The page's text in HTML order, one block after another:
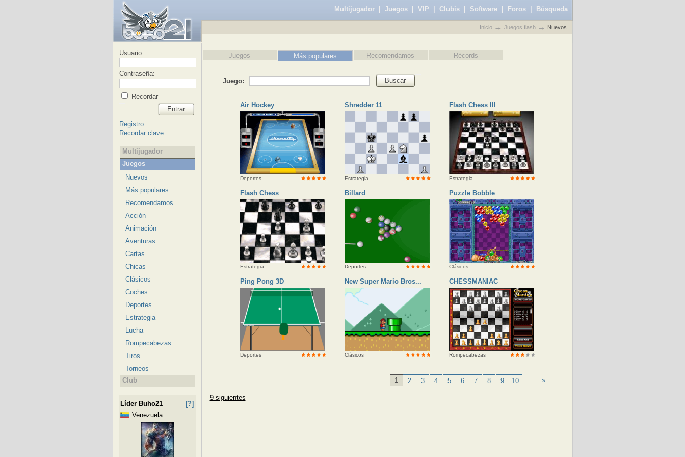
Multijugador| Juegos| VIP Clubis| Software| Foros| Búsqueda
Inicio Juegos flash Nuevos
Usuario:
Contraseña:
Recordar
Entrar
Registro
Recordar clave
Multijugador
Juegos
Nuevos
Más populares
Recomendamos
Acción
Animación
Aventuras
Cartas
Chicas
Clásicos
Coches
Deportes
Estrategia
Lucha
Rompecabezas
Tiros
Torneos
Club
Líder Buho21
[?]
Venezuela
Juegos Más populares Recomendamos Récords
Juego: Buscar
Air Hockey
Deportes
Shredder 11
Estrategia
Flash Chess III
Estrategia
Flash Chess
Estrategia
Billard
Deportes
Puzzle Bobble
Clásicos
Ping Pong 3D
Deportes
New Super Mario Bros...
Clásicos
CHESSMANIAC
Rompecabezas
1 2 3 4 5 6 7 8 9 10 »
9 siguientes